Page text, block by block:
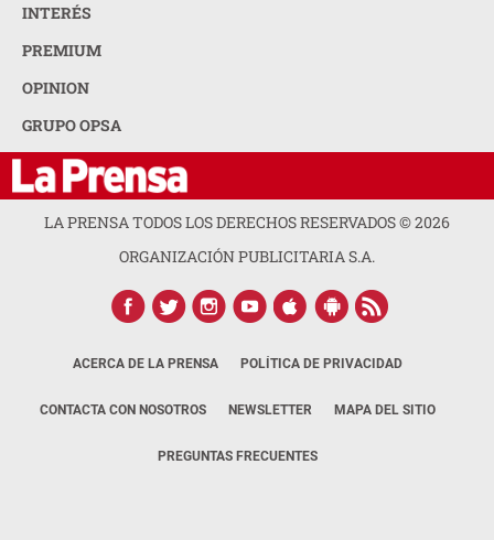
INTERÉS
PREMIUM
OPINION
GRUPO OPSA
LA PRENSA TODOS LOS DERECHOS RESERVADOS ©2026
ORGANIZACIÓN PUBLICITARIA S.A.
ACERCA DE LA PRENSA POLÍTICA DE PRIVACIDAD
CONTACTA CON NOSOTROS NEWSLETTER MAPA DEL SITIO
PREGUNTAS FRECUENTES